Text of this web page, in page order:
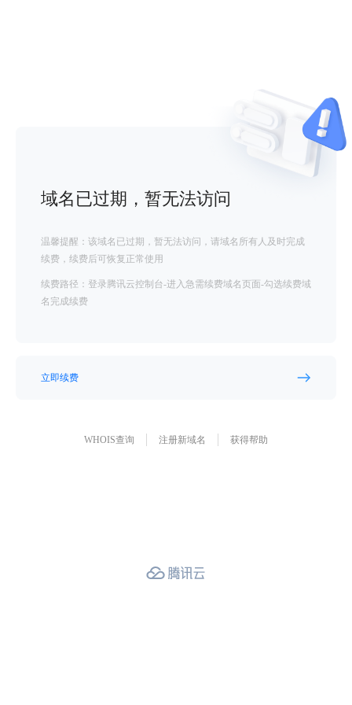
域名已过期，暂无法访问
温馨提醒：该域名已过期，暂无法访问，请域名所有人及时完成
续费，续费后可恢复正常使用
续费路径：登录腾讯云控制台-进入急需续费域名页面-勾选续费域
名完成续费
立即续费
WHOIS查询 注册新域名 获得帮助